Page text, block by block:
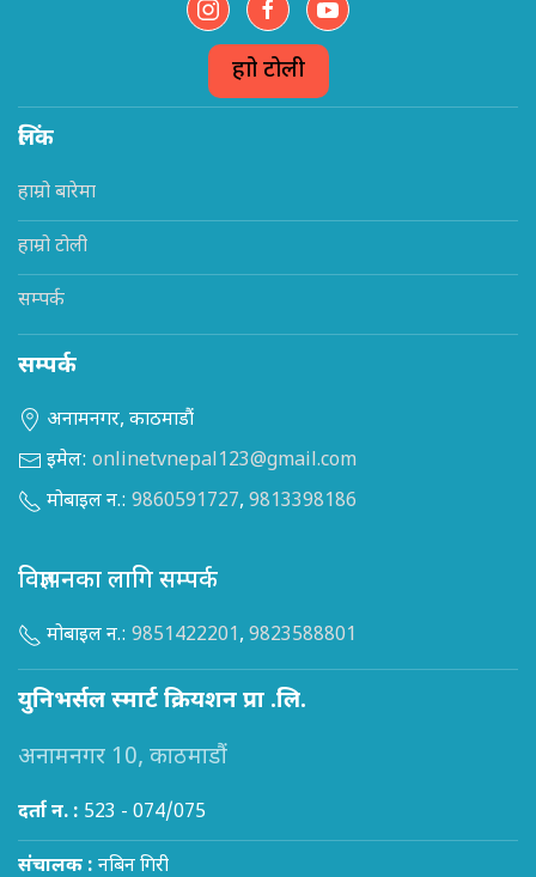
हाम्रो टोली
लिंक
हाम्रो बारेमा
हाम्रो टोली
सम्पर्क
सम्पर्क
अनामनगर, काठमाडौं
इमेल: onlinetvnepal123@gmail.com
मोबाइल न.: 9860591727, 9813398186
विज्ञापनका लागि सम्पर्क
मोबाइल न.: 9851422201, 9823588801
युनिभर्सल स्मार्ट क्रियशन प्रा .लि.
अनामनगर 10, काठमाडौं
दर्ता न. : 523 - 074/075
संचालक : नबिन गिरी